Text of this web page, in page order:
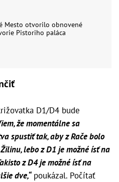
Mesto otvorilo obnovené
Pistoriho paláca
D1/D4 bude
že momentálne sa
spustiť tak, aby z Rače bolo
lebo z D1 je možné ísť na
z D4 je možné ísť na
dve,“poukázal. Počítať